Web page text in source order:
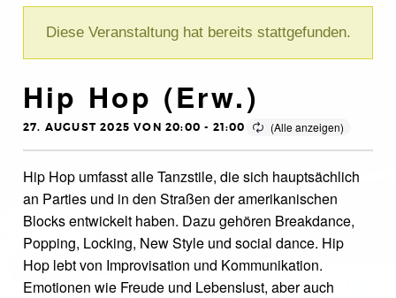
Diese Veranstaltung hat bereits stattgefunden.
Hip Hop (Erw.)
27. AUGUST 2025 VON 20:00 - 21:00
Hip Hop umfasst alle Tanzstile, die sich hauptsächlich
an Parties und in den Straßen der amerikanischen
Blocks entwickelt haben. Dazu gehören Breakdance,
Popping, Locking, New Style und social dance. Hip
Hop lebt von Improvisation und Kommunikation.
Emotionen wie Freude und Lebenslust, aber auch